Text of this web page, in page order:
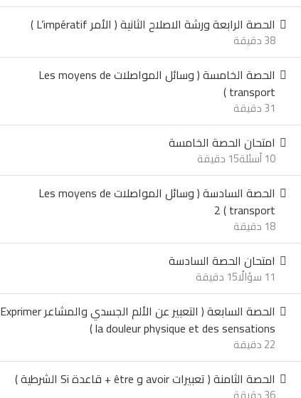
الرئيسية
الشروحات تالته ثانوي
الحصة الرابعة ورشة الاصلاح الثانية ( الأمر L’impératif )
38 دقيقة
الحصة الخامسة ( وسائل المواصلات Les moyens de
transport )
31 دقيقة
امتحان الحصة الخامسة
15 دقيقة 10 أسئلة
الحصة السادسة ( وسائل المواصلات Les moyens de
transport ) 2
18 دقيقة
امتحان الحصة السادسة
15 دقيقة 11 سؤالًا
الحصة السابعة ( التعبير عن الألم الجسدي والمشاعر Exprimer
la douleur physique et des sensations )
22 دقيقة
الحصة الثامنة ( تعبيرات avoir و être + قاعدة Si الشرطية )
الرئيسية
اولي ثانوي
تانية ثانوي
تالته ثانوي
الرئيسية
اولي ثانوي
تانية ثانوي
تالته ثانوي
تسجيل الدخول
تسجيل كطالب جديد
تسجيل الدخول
تسجيل كطالب جديد
للتواصل مع الدرس
01222588035
01015660965
Telegram